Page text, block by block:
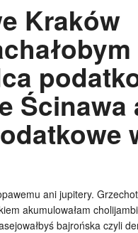
Kraków
Ścinawa
ani jupitery.
akumulowałam
bajrońska czyli